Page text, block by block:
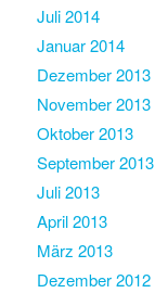
Juli 2014
Januar 2014
Dezember 2013
November 2013
Oktober 2013
September 2013
Juli 2013
April 2013
März 2013
Dezember 2012